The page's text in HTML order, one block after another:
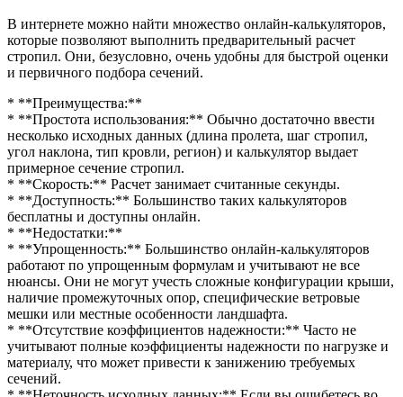
В интернете можно найти множество онлайн-калькуляторов,
которые позволяют выполнить предварительный расчет
стропил. Они, безусловно, очень удобны для быстрой оценки
и первичного подбора сечений.
* **Преимущества:**
* **Простота использования:** Обычно достаточно ввести
несколько исходных данных (длина пролета, шаг стропил,
угол наклона, тип кровли, регион) и калькулятор выдает
примерное сечение стропил.
* **Скорость:** Расчет занимает считанные секунды.
* **Доступность:** Большинство таких калькуляторов
бесплатны и доступны онлайн.
* **Недостатки:**
* **Упрощенность:** Большинство онлайн-калькуляторов
работают по упрощенным формулам и учитывают не все
нюансы. Они не могут учесть сложные конфигурации крыши,
наличие промежуточных опор, специфические ветровые
мешки или местные особенности ландшафта.
* **Отсутствие коэффициентов надежности:** Часто не
учитывают полные коэффициенты надежности по нагрузке и
материалу, что может привести к занижению требуемых
сечений.